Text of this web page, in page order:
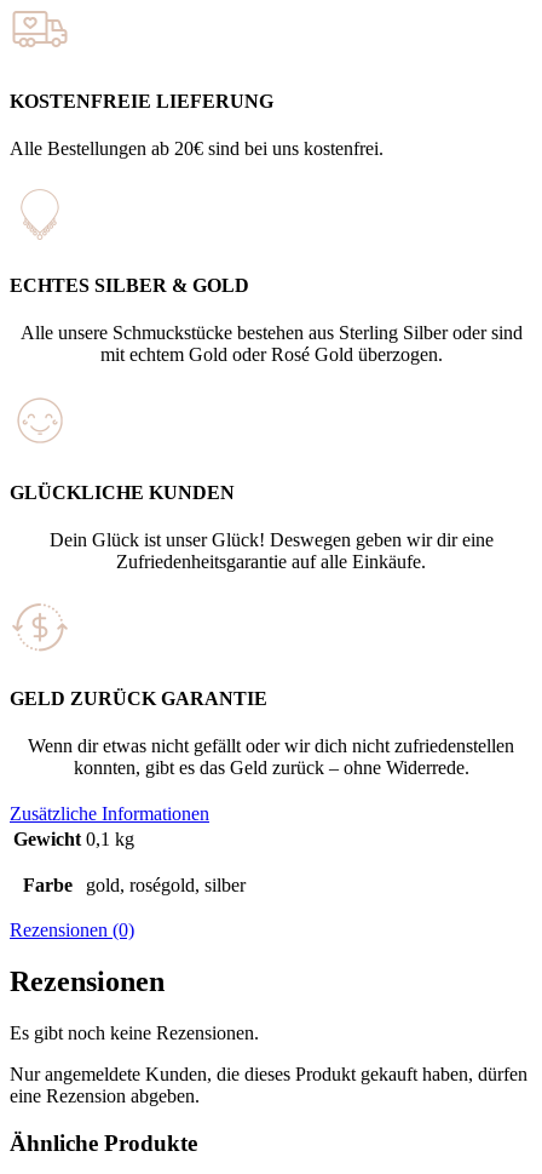
KOSTENFREIE LIEFERUNG
Alle Bestellungen ab 20€ sind bei uns kostenfrei.
ECHTES SILBER & GOLD
Alle unsere Schmuckstücke bestehen aus Sterling Silber oder sind
mit echtem Gold oder Rosé Gold überzogen.
GLÜCKLICHE KUNDEN
Dein Glück ist unser Glück! Deswegen geben wir dir eine
Zufriedenheitsgarantie auf alle Einkäufe.
GELD ZURÜCK GARANTIE
Wenn dir etwas nicht gefällt oder wir dich nicht zufriedenstellen
konnten, gibt es das Geld zurück – ohne Widerrede.
Zusätzliche Informationen
Gewicht 0,1 kg
Farbe gold, roségold, silber
Rezensionen (0)
Rezensionen
Es gibt noch keine Rezensionen.
Nur angemeldete Kunden, die dieses Produkt gekauft haben, dürfen
eine Rezension abgeben.
Ähnliche Produkte